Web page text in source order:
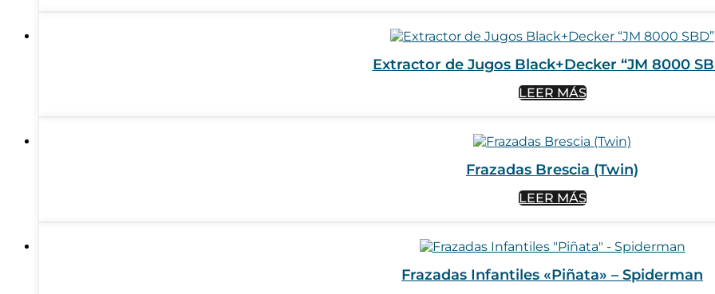
Extractor de Jugos Black+Decker “JM 8000
LEER MÁS
Frazadas Brescia (Twin)
LEER MÁS
Frazadas Infantiles «Piñata» – Spiderman